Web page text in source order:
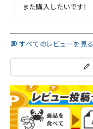
また購入したいです！
すべてのレビューを見る